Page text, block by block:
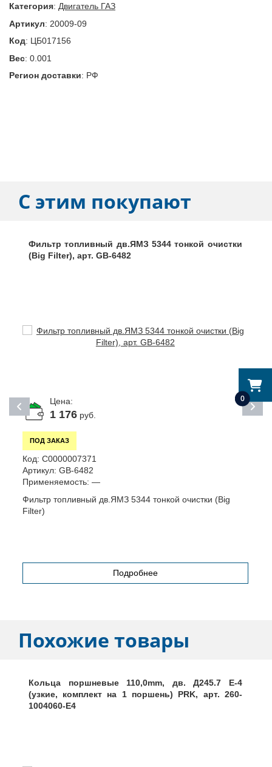
0
Категория: Двигатель ГАЗ
Артикул: 20009-09
Код: ЦБ017156
Вес: 0.001
Регион доставки: РФ
С этим покупают
Фильтр топливный дв.ЯМЗ 5344 тонкой очистки
(Big Filter), арт. GB-6482
Цена:
1 176руб.
ПОД ЗАКАЗ
Код: С0000007371
Артикул: GB-6482
Применяемость: —
Фильтр топливный дв.ЯМЗ 5344 тонкой очистки (Big
Filter)
Подробнее
Похожие товары
Кольца поршневые 110,0mm, дв. Д245.7 E-4
(узкие, комплект на 1 поршень) PRK, арт. 260-
1004060-E4